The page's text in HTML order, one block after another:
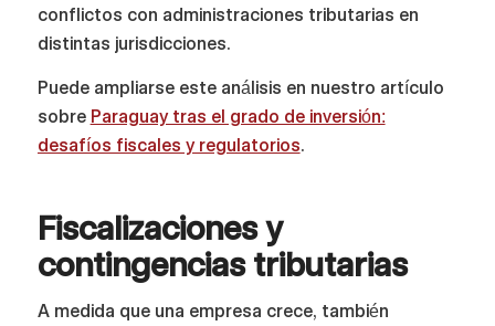
conflictos con administraciones tributarias en
distintas jurisdicciones.
Puede ampliarse este análisis en nuestro artículo
sobre Paraguay tras el grado de inversión:
desafíos fiscales y regulatorios.
Fiscalizaciones y
contingencias tributarias
A medida que una empresa crece, también